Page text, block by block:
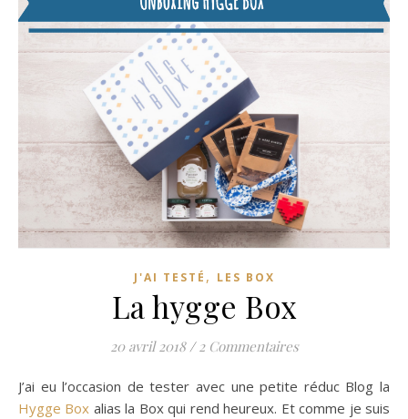
J'AI TESTÉ , LES BOX
La hygge Box
20 avril 2018 / 2 Commentaires
J’ai eu l’occasion de tester avec une petite réduc Blog la
Hygge Box alias la Box qui rend heureux. Et comme je suis